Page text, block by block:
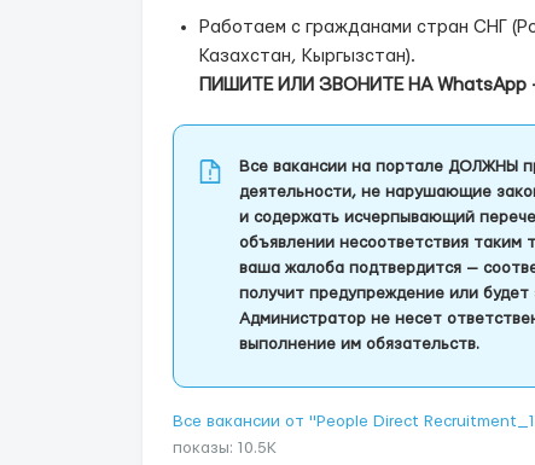
Работаем с гражданами стран СНГ
Казахстан, Кыргызстан).
ПИШИТЕ ИЛИ ЗВОНИТЕ НА WhatsApp
Все вакансии на портале ДОЛЖНЫ
деятельности, не нарушающие
и содержать исчерпывающий
объявлении несоответствия
ваша жалоба подтвердится —
получит предупреждение или
Администратор не несет
выполнение им обязательств.
Все вакансии от "People Direct
показы: 10.5K